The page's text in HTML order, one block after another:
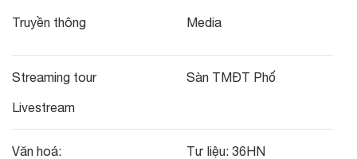
Truyền thông Media
Streaming tour
Livestream
Sàn TMĐT Phố
Văn hoá:
Tư liệu: 36HN